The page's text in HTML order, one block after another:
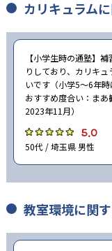
カリキュラム
【小学生時の通塾】
りしており、カリキ
いです（小学5〜6年
おすすめ度合い：ま
2023年11月）
5.0
50代 / 埼玉県 男性
教室環境に関